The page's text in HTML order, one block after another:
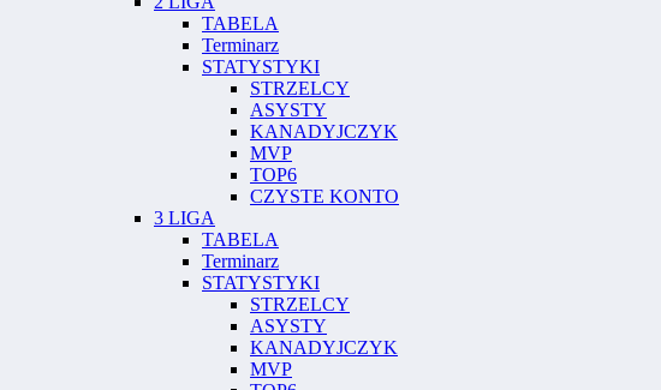
TABELA
Terminarz
STATYSTYKI
STRZELCY
ASYSTY
KANADYJCZYK
MVP
TOP6
CZYSTE KONTO
3 LIGA
TABELA
Terminarz
STATYSTYKI
STRZELCY
ASYSTY
KANADYJCZYK
MVP